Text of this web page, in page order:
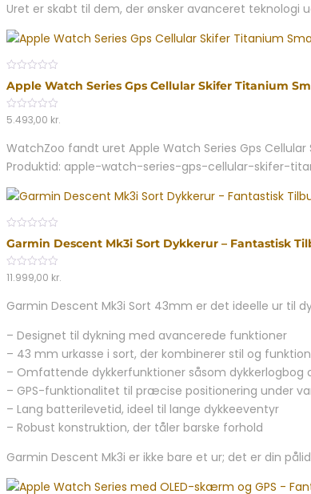
Uret er skabt til dem, der ønsker avanceret
out
of
5
Apple Watch Series Gps Cellular Skifer Titanium
0
5
5.493,00 kr.
WatchZoo fandt uret Apple Watch Series Gps
Produktid: apple-watch-series-gps-cellular-skifer-
out
of
5
Garmin Descent Mk3i Sort Dykkerur – Fantastisk
0
5
11.999,00 kr.
Garmin Descent Mk3i Sort 43mm er det ideelle ur til
– Designet til dykning med avancerede funktioner
– 43 mm urkasse i sort, der kombinerer stil og
– Omfattende dykkerfunktioner såsom dykkerlogbog
– GPS-funktionalitet til præcise positionering under
– Lang batterilevetid, ideel til lange dykkeeventyr
– Robust konstruktion, der tåler barske forhold
Garmin Descent Mk3i er ikke bare et ur; det er din